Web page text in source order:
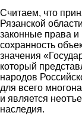
Считаем, что
Рязанской
законные права
сохранность
значения
который
народов
для всего
и является
наследия.